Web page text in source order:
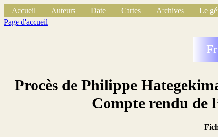
Accueil Auteurs Date Cartes Archives
Le
Page d'accueil
Procès de Philippe
Compte rendu de